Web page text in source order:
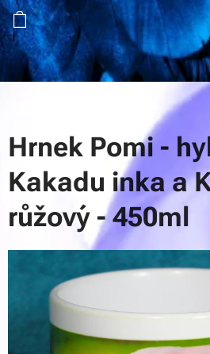
Hrnek Pomi -
Kakadu inka a
růžový - 450ml